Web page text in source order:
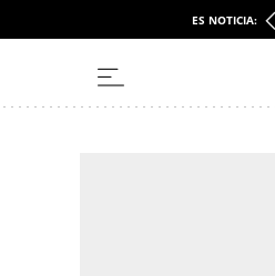
ES NOTICIA: